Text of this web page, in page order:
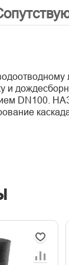
и
DN100.